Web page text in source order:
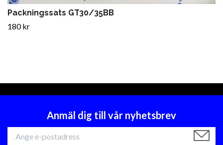
Packningssats GT30/35BB
180 kr
Anmäl dig till vår nyhetsbrev